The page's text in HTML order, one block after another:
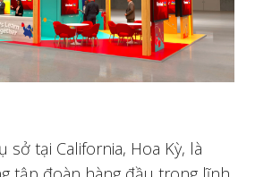
sở tại California, Hoa Kỳ, là